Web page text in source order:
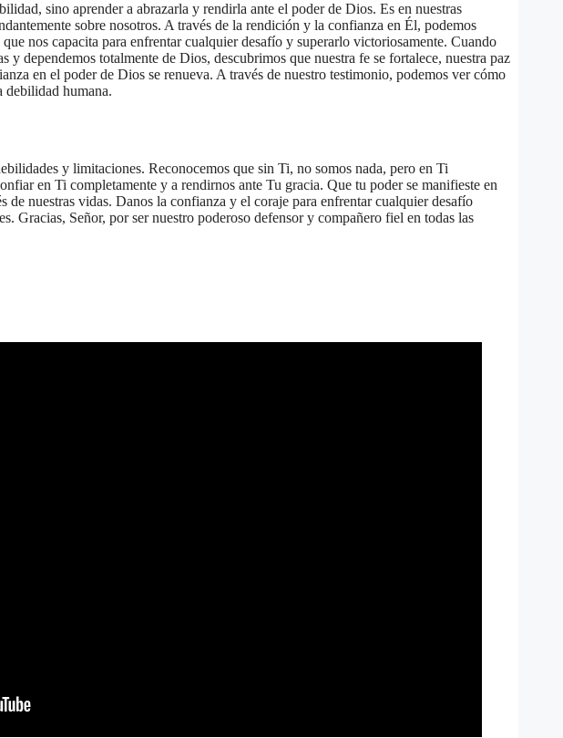
sino aprender a abrazarla y rendirla ante el poder de Dios. Es en nuestras
sobre nosotros. A través de la rendición y la confianza en Él, podemos
nos capacita para enfrentar cualquier desafío y superarlo victoriosamente. Cuando
y dependemos totalmente de Dios, descubrimos que nuestra fe se fortalece, nuestra paz
en el poder de Dios se renueva. A través de nuestro testimonio, podemos ver cómo
debilidad humana.
y limitaciones. Reconocemos que sin Ti, no somos nada, pero en Ti
en Ti completamente y a rendirnos ante Tu gracia. Que tu poder se manifieste en
nuestras vidas. Danos la confianza y el coraje para enfrentar cualquier desafío
Gracias, Señor, por ser nuestro poderoso defensor y compañero fiel en todas las